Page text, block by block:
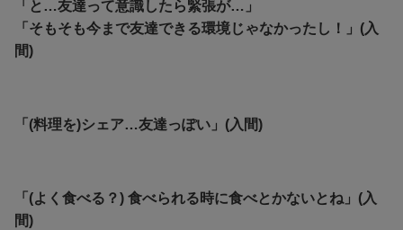
「と…友達って意識したら緊張が…」
「そもそも今まで友達できる環境じゃなかったし！」(入
間)
「(料理を)シェア…友達っぽい」(入間)
「(よく食べる？) 食べられる時に食べとかないとね」(入
間)